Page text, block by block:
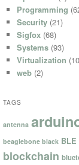
Programming
Security(21)
Sigfox(68)
Systems(93)
Virtualization
web(2)
TAGS
antenna
beaglebone black BLE
blockchain